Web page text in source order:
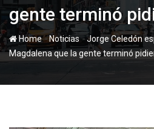
gente terminó
Home-Noticias-Jorge Celedón
Magdalena que la gente terminó